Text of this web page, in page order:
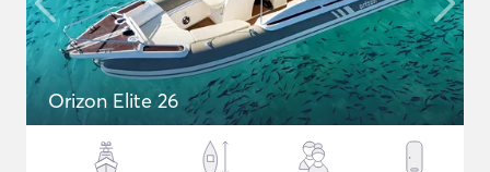
Orizon Elite 26